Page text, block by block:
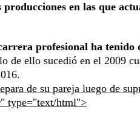
en las que
profesional ha tenido
de ello sucedió en el 2009
de su pareja luego de
type="text/html">